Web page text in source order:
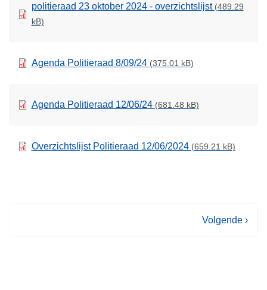
politieraad 23 oktober 2024 - overzichtslijst (489.29
kB)
Agenda Politieraad 8/09/24 (375.01 kB)
Agenda Politieraad 12/06/24 (681.48 kB)
Overzichtslijst Politieraad 12/06/2024 (659.21 kB)
V
Volgende ›